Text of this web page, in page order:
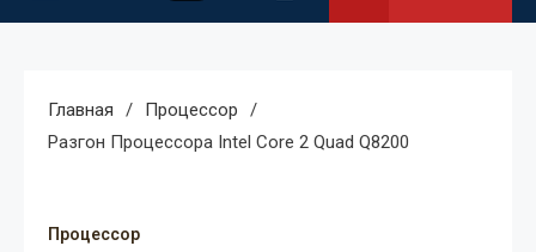
Главная
Процессор
Разгон Процессора Intel Core 2 Quad Q8200
Процессор